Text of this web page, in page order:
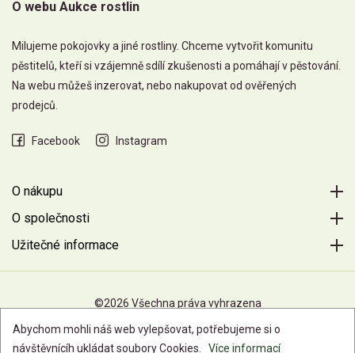
O webu Aukce rostlin
Milujeme pokojovky a jiné rostliny. Chceme vytvořit komunitu
pěstitelů, kteří si vzájemně sdílí zkušenosti a pomáhají v pěstování.
Na webu můžeš inzerovat, nebo nakupovat od ověřených
prodejců.
Facebook Instagram
O nákupu
O společnosti
Užitečné informace
©2026 Všechna práva vyhrazena
Abychom mohli náš web vylepšovat, potřebujeme si o
návštěvnícíh ukládat soubory Cookies.
Více informací